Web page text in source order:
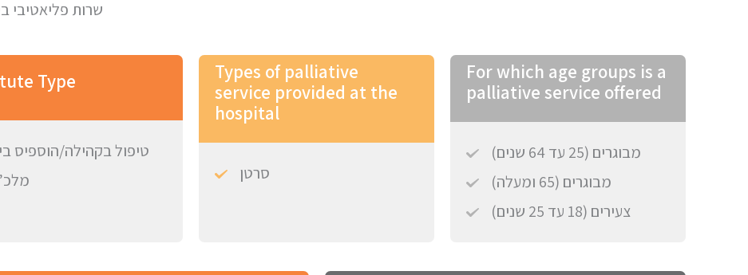
שרות פליאטיבי
Type
טיפול בקהילה/הוספיס
Types of palliative
service provided at the
hospital
סרטן
For which age groups is a
palliative service offered
מבוגרים (25 עד 64 שנים)
מבוגרים (65 ומעלה)
צעירים (18 עד 25 שנים)